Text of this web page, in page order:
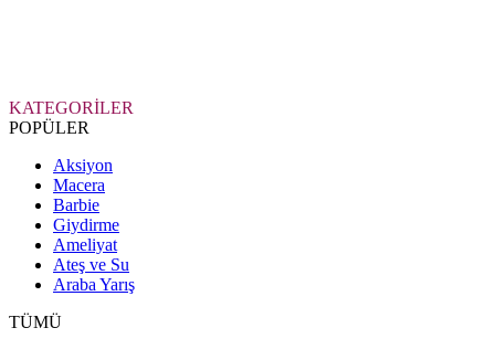
KATEGORİLER
POPÜLER
Aksiyon
Macera
Barbie
Giydirme
Ameliyat
Ateş ve Su
Araba Yarış
TÜMÜ